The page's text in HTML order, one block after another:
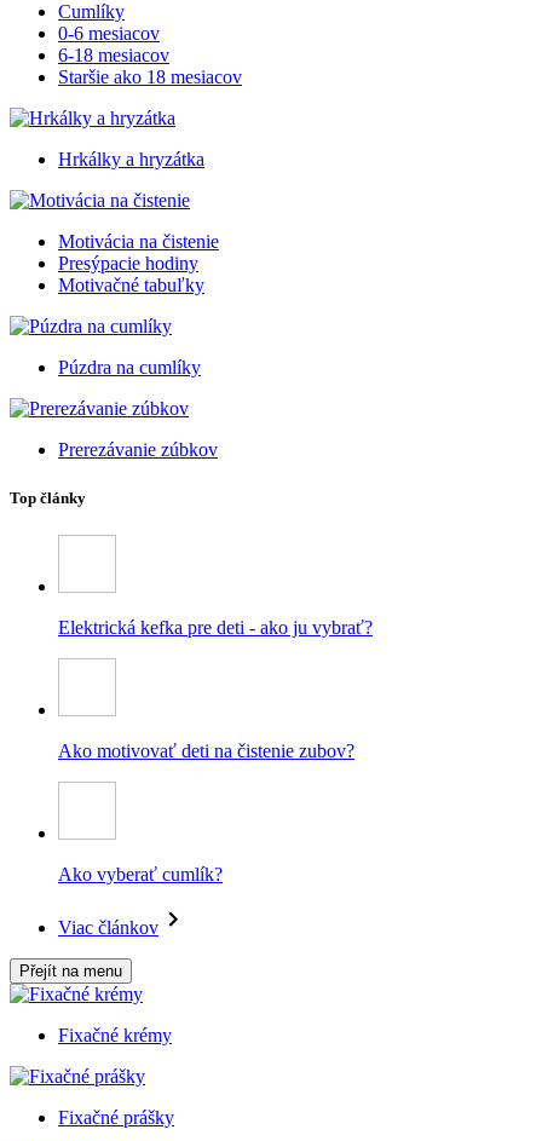
Cumlíky
0-6 mesiacov
6-18 mesiacov
Staršie ako 18 mesiacov
Hrkálky a hryzátka
Motivácia na čistenie
Presýpacie hodiny
Motivačné tabuľky
Púzdra na cumlíky
Prerezávanie zúbkov
Top články
Elektrická kefka pre deti - ako ju vybrať?
Ako motivovať deti na čistenie zubov?
Ako vyberať cumlík?
Viac článkov
Přejít na menu
Fixačné krémy
Fixačné prášky